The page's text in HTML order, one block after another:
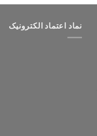
نماد اعتماد الکترونیک